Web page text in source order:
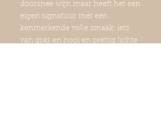
doorsnee wijn maar heeft het een
eigen signatuur met een
kenmerkende volle smaak, iets
van gras en hooi en prettig lichte